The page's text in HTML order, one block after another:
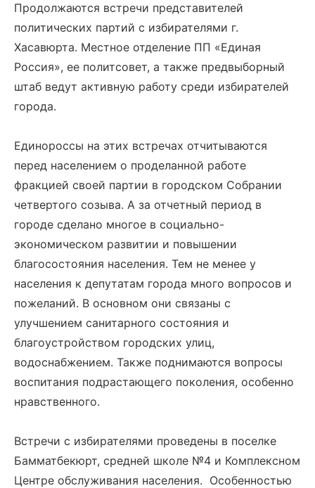
Продолжаются встречи представителей
политических партий с избирателями г.
Хасавюрта. Местное отделение ПП «Единая
Россия», ее политсовет, а также предвыборный
штаб ведут активную работу среди избирателей
города.
Единороссы на этих встречах отчитываются
перед населением о проделанной работе
фракцией своей партии в городском Собрании
четвертого созыва. А за отчетный период в
городе сделано многое в социально-
экономическом развитии и повышении
благосостояния населения. Тем не менее у
населения к депутатам города много вопросов и
пожеланий. В основном они связаны с
улучшением санитарного состояния и
благоустройством городских улиц,
водоснабжением. Также поднимаются вопросы
воспитания подрастающего поколения, особенно
нравственного.
Встречи с избирателями проведены в поселке
Бамматбекюрт, средней школе №4 и Комплексном
Центре обслуживания населения. Особенностью